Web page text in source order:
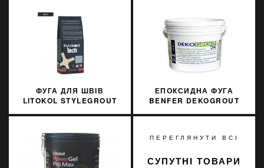
ФУГА ДЛЯ ШВІВ
LITOKOL STYLEGROUT
ЕПОКСИДНА ФУГА
BENFER DEKOGROUT
ПЕРЕГЛЯНУТИ ВСІ
СУПУТНІ ТОВАРИ